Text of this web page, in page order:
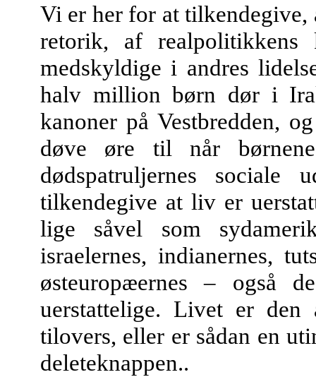
Vi er her for at
retorik, af
medskyldige i andres
halv million børn dør i
kanoner på Vestbredden,
døve øre til når
dødspatruljernes
tilkendegive at liv er
lige såvel som
israelernes, indianernes,
østeuropæernes – også
uerstattelige. Livet er
tilovers, eller er sådan en
deleteknappen..